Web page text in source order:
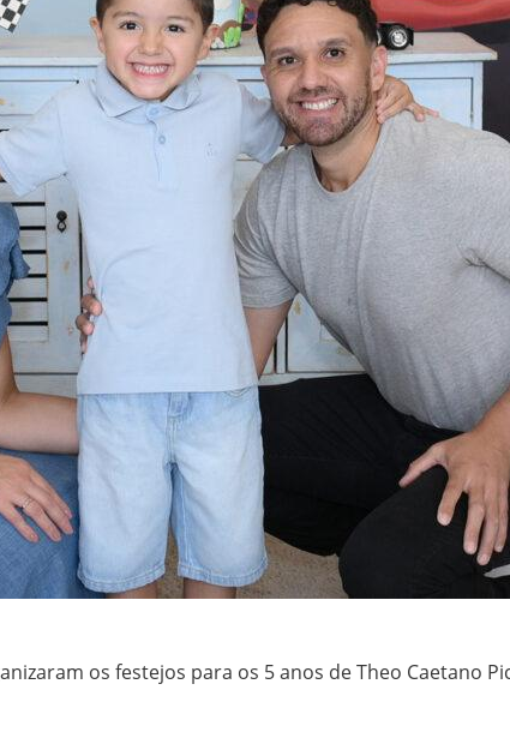
os festejos para os 5 anos de Theo Caetano